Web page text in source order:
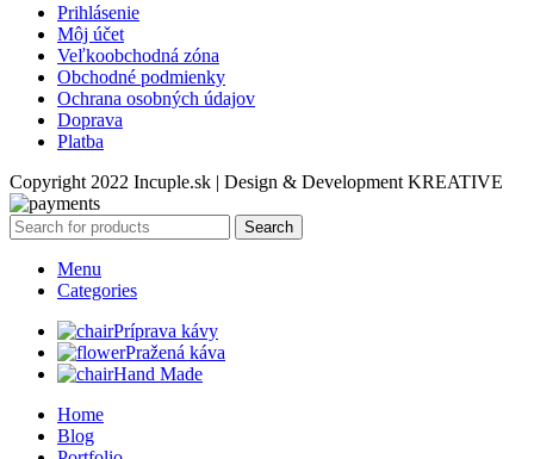
Prihlásenie
Môj účet
Veľkoobchodná zóna
Obchodné podmienky
Ochrana osobných údajov
Doprava
Platba
Copyright 2022 Incuple.sk | Design & Development KREATIVE
Search
Menu
Categories
Príprava kávy
Pražená káva
Hand Made
Home
Blog